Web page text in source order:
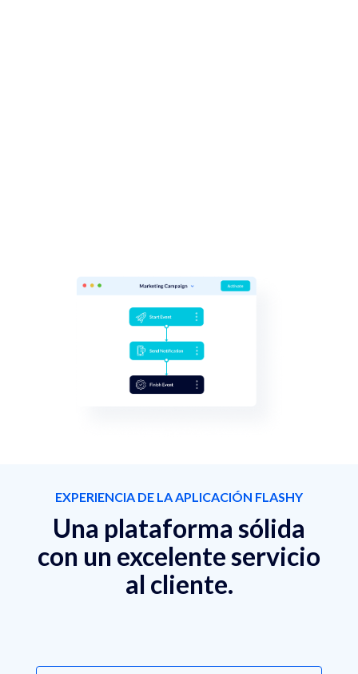
EXPERIENCIA DE LA APLICACIÓN FLASHY
Una plataforma sólida
con un excelente servicio
al cliente.